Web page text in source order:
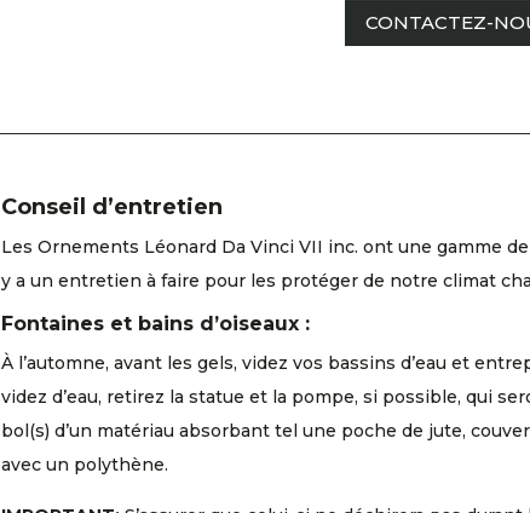
CONTACTEZ-
Conseil d’entretien
Les Ornements Léonard Da Vinci VII inc. ont une gamme
y a un entretien à faire pour les protéger de notre climat
Fontaines et bains d’oiseaux :
À l’automne, avant les gels, videz vos bassins d’eau et
videz d’eau, retirez la statue et la pompe, si possible, qui
bol(s) d’un matériau absorbant tel une poche de jute,
avec un polythène.